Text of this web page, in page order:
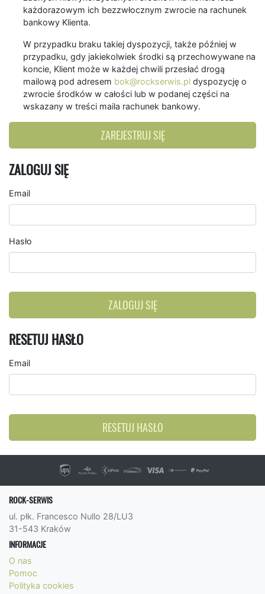
każdorazowym ich bezzwłocznym zwrocie na rachunek
bankowy Klienta.
W przypadku braku takiej dyspozycji, także później w
przypadku, gdy jakiekolwiek środki są przechowywane na
koncie, Klient może w każdej chwili przesłać drogą
mailową pod adresem bok@rockserwis.pl dyspozycję o
zwrocie środków w całości lub w podanej części na
wskazany w treści maila rachunek bankowy.
ZAREJESTRUJ SIĘ
ZALOGUJ SIĘ
Email
Hasło
ZALOGUJ SIĘ
RESETUJ HASŁO
Email
RESETUJ HASŁO
ROCK-SERWIS
ul. płk. Francesco Nullo 28/LU3
31-543 Kraków
INFORMACJE
O nas
Pomoc
Polityka cookies